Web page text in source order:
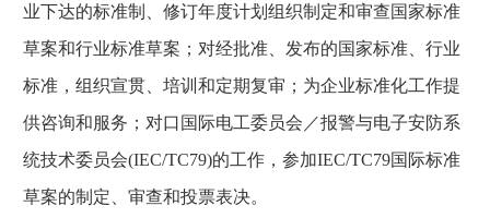
业下达的标准制、修订年度计划组织制定和审查国家标准
草案和行业标准草案；对经批准、发布的国家标准、行业
标准，组织宣贯、培训和定期复审；为企业标准化工作提
供咨询和服务；对口国际电工委员会／报警与电子安防系
统技术委员会(IEC/TC79)的工作，参加IEC/TC79国际标准
草案的制定、审查和投票表决。